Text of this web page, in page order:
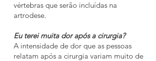
vértebras que serão incluídas na
artrodese.
Eu terei muita dor após a cirurgia?
A intensidade de dor que as pessoas
relatam após a cirurgia variam muito de